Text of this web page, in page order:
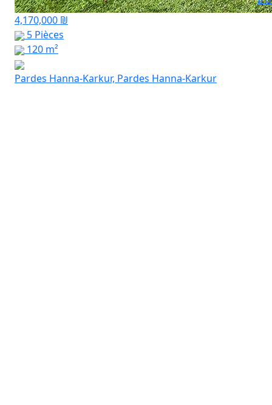
4,170,000 ₪
5 Pièces
120 m²
Pardes Hanna-Karkur, Pardes Hanna-Karkur